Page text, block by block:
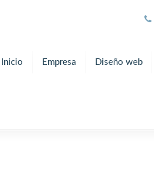
Inicio Empresa Diseño web